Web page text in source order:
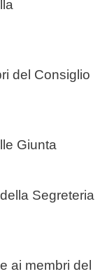
del Consiglio
Giunta
Segreteria
ai membri del